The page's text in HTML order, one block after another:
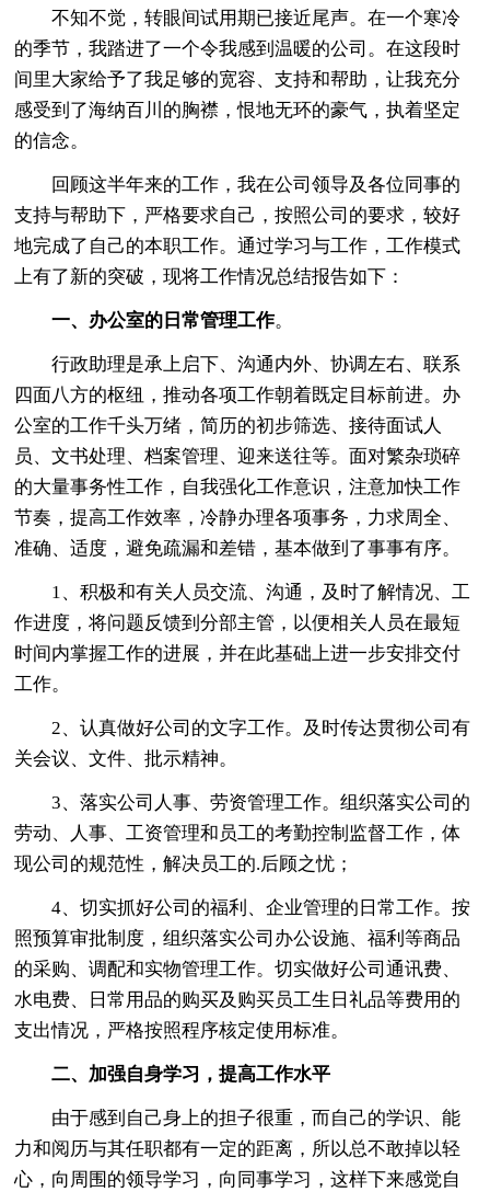
不知不觉，转眼间试用期已接近尾声。在一个寒冷
的季节，我踏进了一个令我感到温暖的公司。在这段时
间里大家给予了我足够的宽容、支持和帮助，让我充分
感受到了海纳百川的胸襟，恨地无环的豪气，执着坚定
的信念。
回顾这半年来的工作，我在公司领导及各位同事的
支持与帮助下，严格要求自己，按照公司的要求，较好
地完成了自己的本职工作。通过学习与工作，工作模式
上有了新的突破，现将工作情况总结报告如下：
一、办公室的日常管理工作。
行政助理是承上启下、沟通内外、协调左右、联系
四面八方的枢纽，推动各项工作朝着既定目标前进。办
公室的工作千头万绪，简历的初步筛选、接待面试人
员、文书处理、档案管理、迎来送往等。面对繁杂琐碎
的大量事务性工作，自我强化工作意识，注意加快工作
节奏，提高工作效率，冷静办理各项事务，力求周全、
准确、适度，避免疏漏和差错，基本做到了事事有序。
1、积极和有关人员交流、沟通，及时了解情况、工
作进度，将问题反馈到分部主管，以便相关人员在最短
时间内掌握工作的进展，并在此基础上进一步安排交付
工作。
2、认真做好公司的文字工作。及时传达贯彻公司有
关会议、文件、批示精神。
3、落实公司人事、劳资管理工作。组织落实公司的
劳动、人事、工资管理和员工的考勤控制监督工作，体
现公司的规范性，解决员工的.后顾之忧；
4、切实抓好公司的福利、企业管理的日常工作。按
照预算审批制度，组织落实公司办公设施、福利等商品
的采购、调配和实物管理工作。切实做好公司通讯费、
水电费、日常用品的购买及购买员工生日礼品等费用的
支出情况，严格按照程序核定使用标准。
二、加强自身学习，提高工作水平
由于感到自己身上的担子很重，而自己的学识、能
力和阅历与其任职都有一定的距离，所以总不敢掉以轻
心，向周围的领导学习，向同事学习，这样下来感觉自